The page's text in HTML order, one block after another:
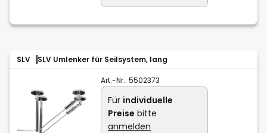
SLV SLV Umlenker für Seilsystem, lang
Art.-Nr.: 5502373
Für individuelle
Preise bitte
anmelden